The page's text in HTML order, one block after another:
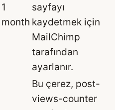
1
month
sayfayı
kaydetmek için
MailChimp
tarafından
ayarlanır.
Bu çerez, post-
views-counter